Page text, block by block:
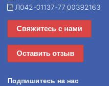
Л042-01137-77_00392163
Свяжитесь с нами
Оставить отзыв
Подпишитесь на нас